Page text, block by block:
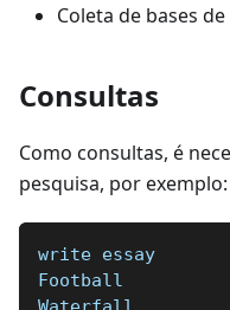
Coleta de bases
Consultas
Como consultas, é
pesquisa, por exemplo:
write essay
Football